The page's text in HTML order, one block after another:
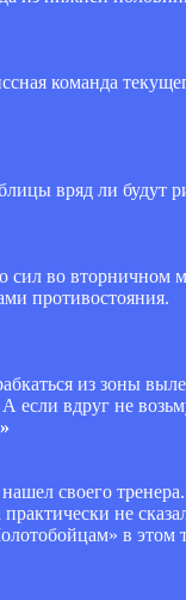
команда
вряд ли будут
сил во вторничном
противостояния.
из зоны
если вдруг не
своего
не
в этом